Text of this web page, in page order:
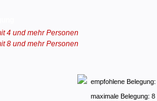
empfohlene
maximale Belegung: